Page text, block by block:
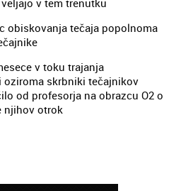
v tem trenutku
obiskovanja tečaja popolnoma
v toku trajanja
oziroma skrbniki tečajnikov
od profesorja na obrazcu O2 o
njihov otrok